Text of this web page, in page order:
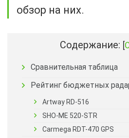
обзор на них.
Содержание: [
Сравнительная таблица
Рейтинг бюджетных
Artway RD-516
SHO-ME 520-STR
Carmega RDT-470 GPS